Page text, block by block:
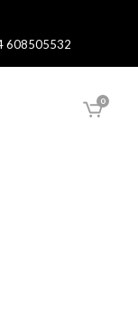
608505532
0